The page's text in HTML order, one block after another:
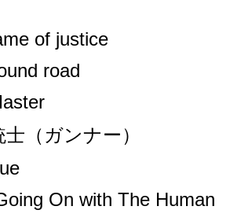
of justice
road
（ガンナー）
On with The Human